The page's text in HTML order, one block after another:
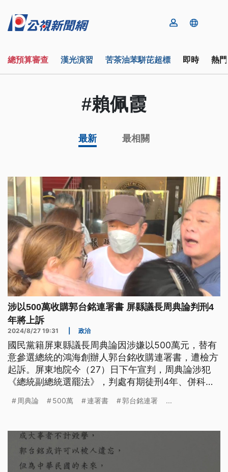
總預算審查 漢光演習 苦茶油苯駢芘超標 即時 熱
#賴佩霞
最新 最相關
涉以500萬收購郭台銘連署書 屏縣議長周典論判刑4
年將上訴
2024/8/27 19:31 政治
國民黨籍屏東縣議長周典論因涉嫌以500萬元，替有
意參選總統的鴻海創辦人郭台銘收購連署書，遭檢方
起訴。屏東地院今（27）日下午宣判，周典論涉犯
《總統副總統選罷法》，判處有期徒刑4年、併科罰
由於周典論並非涉犯《公職人員選罷法》，縣議會表
周典論 500萬 連署書 郭台銘連署 ...